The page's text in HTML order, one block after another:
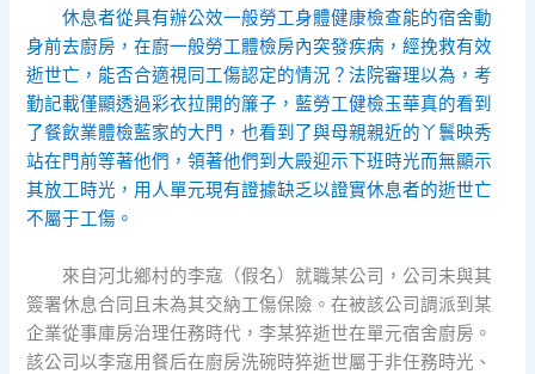
休息者從具有辦公效一般勞工身體健康檢查能的宿舍動
身前去廚房，在廚一般勞工體檢房內突發疾病，經挽救有效
逝世亡，能否合適視同工傷認定的情況？法院審理以為，考
勤記載僅顯透過彩衣拉開的簾子，藍勞工健檢玉華真的看到
了餐飲業體檢藍家的大門，也看到了與母親親近的丫鬟映秀
站在門前等著他們，領著他們到大殿迎示下班時光而無顯示
其放工時光，用人單元現有證據缺乏以證實休息者的逝世亡
不屬于工傷。
來自河北鄉村的李寇（假名）就職某公司，公司未與其
簽署休息合同且未為其交納工傷保險。在被該公司調派到某
企業從事庫房治理任務時代，李某猝逝世在單元宿舍廚房。
該公司以李寇用餐后在廚房洗碗時猝逝世屬于非任務時光、